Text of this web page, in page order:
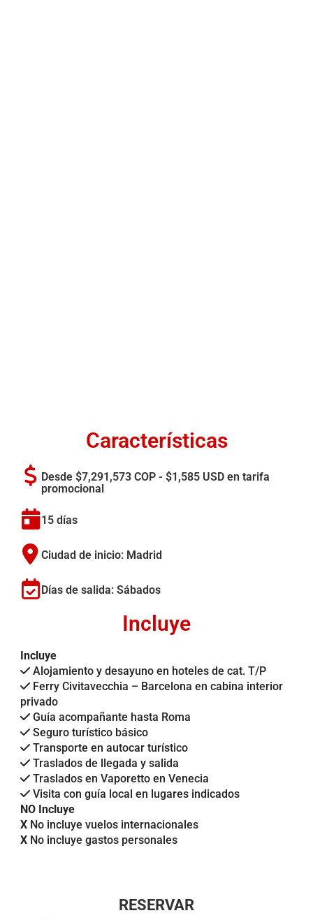
Características
Desde $7,291,573 COP - $1,585 USD en tarifa
promocional
15 días
Ciudad de inicio: Madrid
Días de salida: Sábados
Incluye
Incluye
Alojamiento y desayuno en hoteles de cat. T/P
Ferry Civitavecchia – Barcelona en cabina interior
privado
Guía acompañante hasta Roma
Seguro turístico básico
Transporte en autocar turístico
Traslados de llegada y salida
Traslados en Vaporetto en Venecia
Visita con guía local en lugares indicados
NO Incluye
XNo incluye vuelos internacionales
XNo incluye gastos personales
RESERVAR